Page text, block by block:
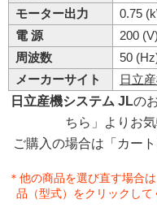
モーター出力
0.75
電 源
200 (V)
周波数
50
メーカーサイト
日立
日立産機システム JLの
ちら」よりお
ご購入の場合は「カー
＊他の商品を選び直す場合
品（型式）をクリックして